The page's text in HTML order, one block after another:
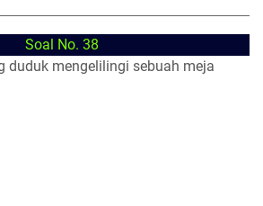
Soal No. 38
duduk mengelilingi sebuah meja